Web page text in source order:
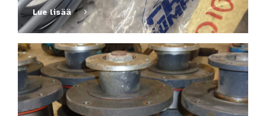
Lue lisää